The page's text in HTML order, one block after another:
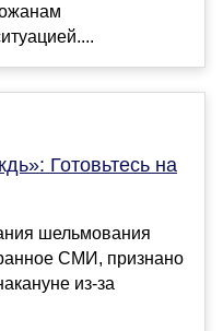
Готовьтесь на
шельмования
СМИ, признано
из-за